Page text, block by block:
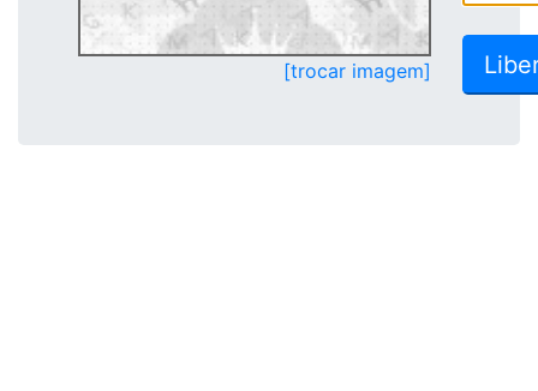
[trocar imagem]